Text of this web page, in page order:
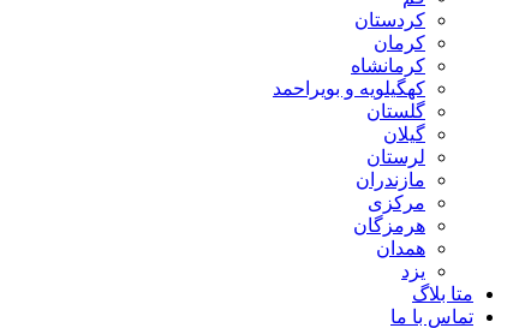
کردستان
کرمان
کرمانشاه
کهگیلویه و بویراحمد
گلستان
گیلان
لرستان
مازندران
مرکزی
هرمزگان
همدان
یزد
متا بلاگ
تماس با ما